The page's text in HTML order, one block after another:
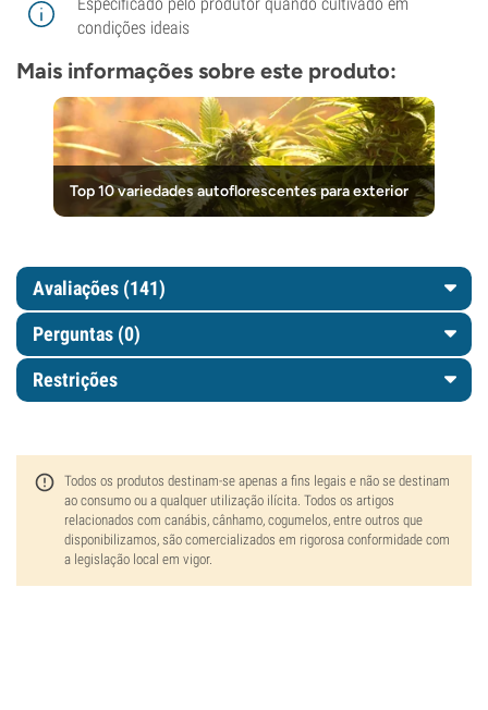
condições ideais
Mais informações sobre este produto:
Top 10 variedades autoflorescentes para exterior
Avaliações (141)
Perguntas (0)
Restrições
Todos os produtos destinam-se apenas a fins legais e não se destinam
ao consumo ou a qualquer utilização ilícita. Todos os artigos
relacionados com canábis, cânhamo, cogumelos, entre outros que
disponibilizamos, são comercializados em rigorosa conformidade com
a legislação local em vigor.